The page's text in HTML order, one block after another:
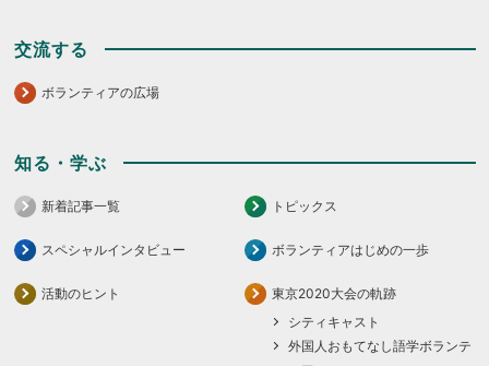
交流する
ボランティアの広場
知る・学ぶ
新着記事一覧 トピックス
スペシャルインタビュー ボランティアはじめの一歩
活動のヒント
東京2020大会の軌跡
シティキャスト
外国人おもてなし語学ボランテ